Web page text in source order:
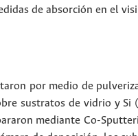
de absorción en el
por medio de
sustratos de vidrio y
mediante Co-